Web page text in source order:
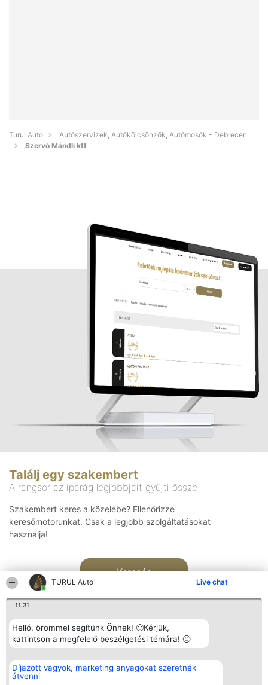
TURUL Auto Live chat
11:31
Helló, örömmel segítünk Önnek! 🙂Kérjük,
kattintson a megfelelő beszélgetési témára! 🙂
Díjazott vagyok, marketing anyagokat szeretnék
átvenni
Turul Auto
Autószervizek, Autókölcsönzők, Autómosók - Debrecen
Szervó Mándli kft
Találj egy szakembert
A rangsor az iparág legjobbjait gyűjti össze
Szakembert keres a közelébe? Ellenőrizze
keresőmotorunkat. Csak a legjobb szolgáltatásokat
használja!
Keresés
Rangsorszervező
SC Beautiful Company S.R.L.
Bulevardul Aleea Timișul De
Népszavazás
Nyertesek
Elérhetőség
Elérhetőség